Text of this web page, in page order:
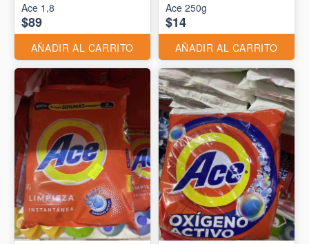
Ace 1,8
$89
AÑADIR AL CARRITO
Ace 250g
$14
AÑADIR AL CARRITO